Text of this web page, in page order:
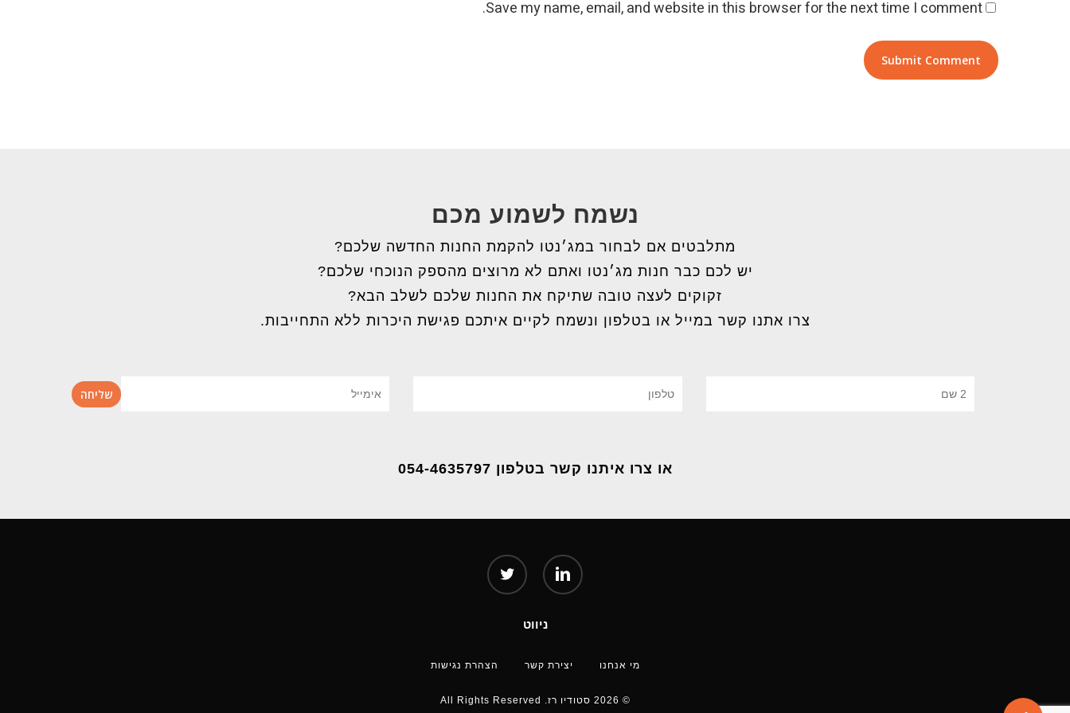
Save my name, email, and website in this browser for the next time I comment.
נשמח לשמוע מכם
מתלבטים אם לבחור במג׳נטו להקמת החנות החדשה שלכם?
יש לכם כבר חנות מג׳נטו ואתם לא מרוצים מהספק הנוכחי שלכם?
זקוקים לעצה טובה שתיקח את החנות שלכם לשלב הבא?
צרו אתנו קשר במייל או בטלפון ונשמח לקיים איתכם פגישת היכרות ללא התחייבות.
או צרו איתנו קשר בטלפון 054-4635797
twitter linkedin
ניווט
מי אנחנו יצירת קשר הצהרת נגישות
© 2026 סטודיו רז. All Rights Reserved